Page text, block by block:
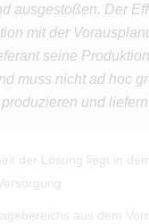
ausgestoßen. Der
mit der
seine
muss nicht ad hoc
und
der Lösung liegt in
aus dem